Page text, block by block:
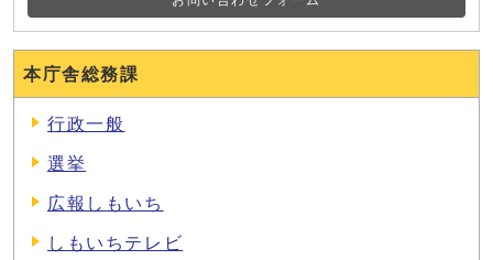
本庁舎総務課
行政一般
選挙
広報しもいち
しもいちテレビ